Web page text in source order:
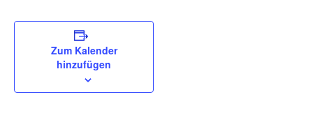
Zum Kalender
hinzufügen